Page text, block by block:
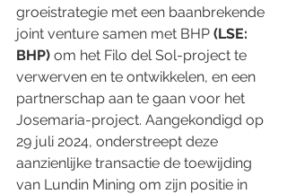
groeistrategie met een baanbrekende
joint venture samen met BHP (LSE:
BHP) om het Filo del Sol-project te
verwerven en te ontwikkelen, en een
partnerschap aan te gaan voor het
Josemaria-project. Aangekondigd op
29 juli 2024, onderstreept deze
aanzienlijke transactie de toewijding
van Lundin Mining om zijn positie in